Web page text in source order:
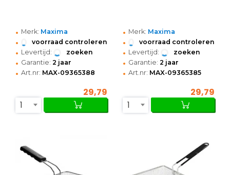
• Merk: Maxima
• voorraad controleren
• Levertijd: zoeken
• Garantie: 2 jaar
• Art.nr: MAX-09365388
29,79
1
• Merk: Maxima
• voorraad controleren
• Levertijd: zoeken
• Garantie: 2 jaar
• Art.nr: MAX-09365385
29,79
1